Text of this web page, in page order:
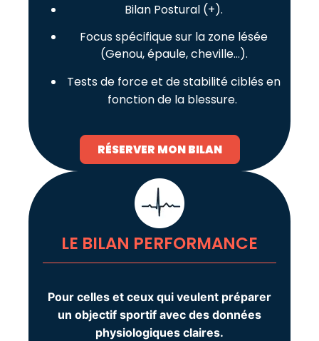
Bilan Postural (+).
Focus spécifique sur la zone lésée
(Genou, épaule, cheville…).
Tests de force et de stabilité ciblés en
fonction de la blessure.
RÉSERVER MON BILAN
LE BILAN PERFORMANCE
Pour celles et ceux qui veulent préparer
un objectif sportif avec des données
physiologiques claires.